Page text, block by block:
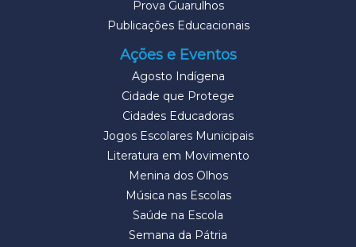
Prova Guarulhos
Publicações Educacionais
Ações e Eventos
Agosto Indígena
Cidade que Protege
Cidades Educadoras
Jogos Escolares Municipais
Literatura em Movimento
Menina dos Olhos
Música nas Escolas
Saúde na Escola
Semana da Pátria